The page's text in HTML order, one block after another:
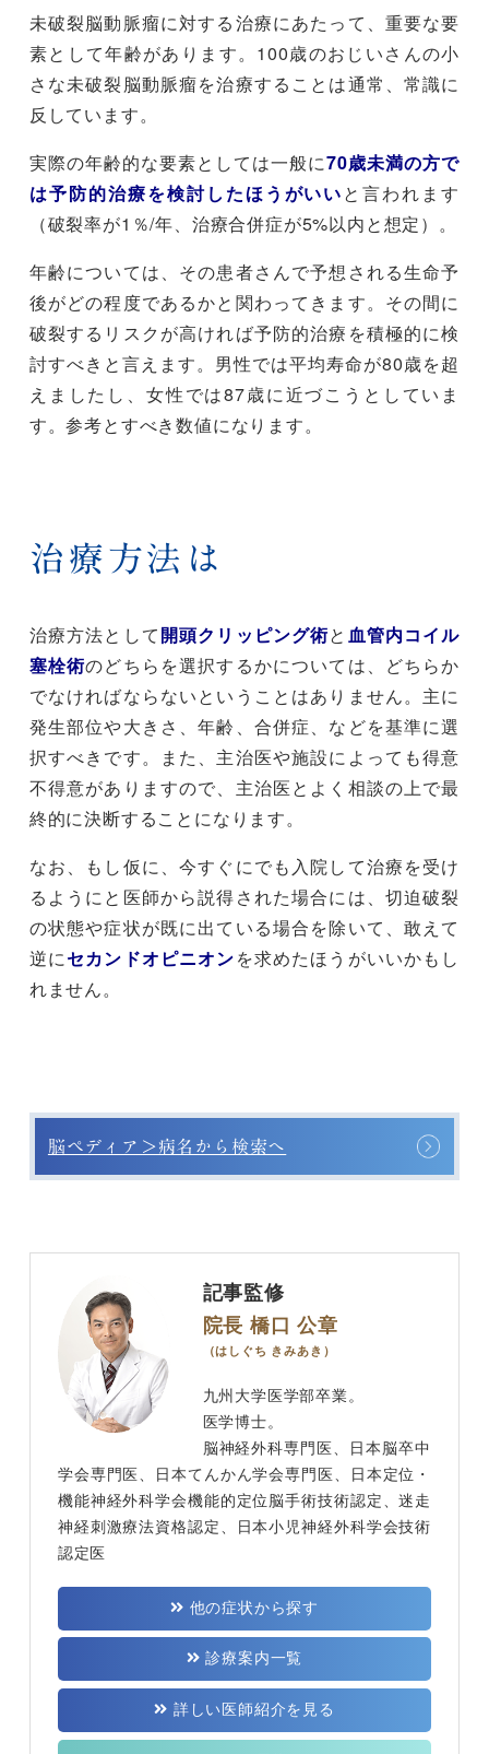
未破裂脳動脈瘤に対する治療にあたって、重要な要
素として年齢があります。100歳のおじいさんの小
さな未破裂脳動脈瘤を治療することは通常、常識に
反しています。
実際の年齢的な要素としては一般に70歳未満の方で
は予防的治療を検討したほうがいいと言われます
（破裂率が1％/年、治療合併症が5%以内と想定）。
年齢については、その患者さんで予想される生命予
後がどの程度であるかと関わってきます。その間に
破裂するリスクが高ければ予防的治療を積極的に検
討すべきと言えます。男性では平均寿命が80歳を超
えましたし、女性では87歳に近づこうとしていま
す。参考とすべき数値になります。
治療方法は
治療方法として開頭クリッピング術と 血管内コイル
塞栓術のどちらを選択するかについては、どちらか
でなければならないということはありません。主に
発生部位や大きさ、年齢、合併症、などを基準に選
択すべきです。また、主治医や施設によっても得意
不得意がありますので、主治医とよく相談の上で最
終的に決断することになります。
なお、もし仮に、今すぐにでも入院して治療を受け
るようにと医師から説得された場合には、切迫破裂
の状態や症状が既に出ている場合を除いて、敢えて
逆にセカンドオピニオンを求めたほうがいいかもし
れません。
脳ペディア＞病名から検索へ
記事監修
院長 橋口 公章
（はしぐち きみあき）
九州大学医学部卒業。
医学博士。
脳神経外科専門医、日本脳卒中
学会専門医、日本てんかん学会専門医、日本定位・
機能神経外科学会機能的定位脳手術技術認定、迷走
神経刺激療法資格認定、日本小児神経外科学会技術
認定医
他の症状から探す
診療案内一覧
詳しい医師紹介を見る